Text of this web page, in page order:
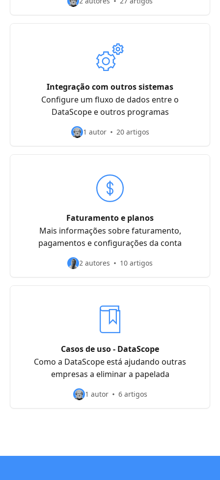
Integração com outros sistemas
Configure um fluxo de dados entre o
DataScope e outros programas
1 autor 20 artigos
Faturamento e planos
Mais informações sobre faturamento,
pagamentos e configurações da conta
2 autores 10 artigos
Casos de uso - DataScope
Como a DataScope está ajudando outras
empresas a eliminar a papelada
1 autor 6 artigos